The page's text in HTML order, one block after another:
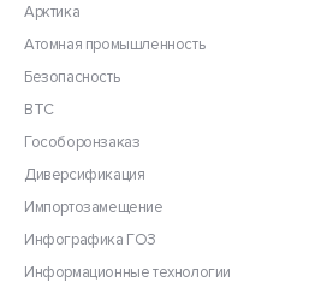
Арктика
Атомная промышленность
Безопасность
ВТС
Гособоронзаказ
Диверсификация
Импортозамещение
Инфографика ГОЗ
Информационные технологии